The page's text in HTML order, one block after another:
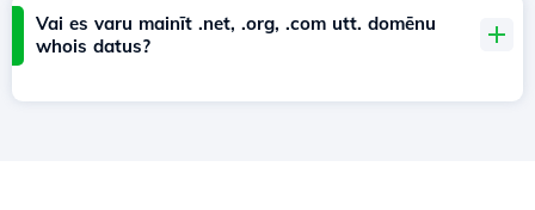
Vai es varu mainīt .net, .org, .com utt. domēnu
whois datus?